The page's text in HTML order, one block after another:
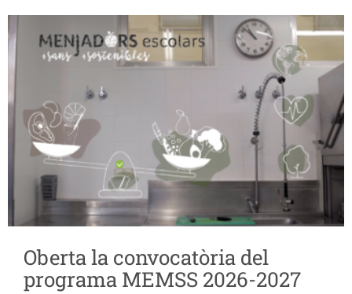
Oberta la convocatòria del
programa MEMSS 2026-2027